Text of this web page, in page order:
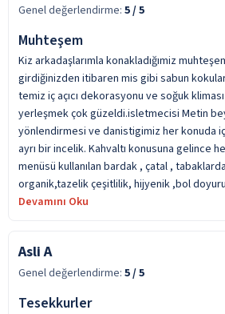
Genel değerlendirme: 5/ 5
Muhteşem
Kiz arkadaşlarımla konakladığımiz
girdiğinizden itibaren mis gibi sabun
temiz iç açıcı dekorasyonu ve soğuk
yerleşmek çok güzeldi.isletmecisi Metin
yönlendirmesi ve danistigimiz her konuda
ayrı bir incelik. Kahvaltı konusuna gelince
menüsü kullanılan bardak , çatal ,
organik,tazelik çeşitlilik, hijyenik ,bol
Devamını Oku
Asli A
Genel değerlendirme: 5/ 5
Tesekkurler